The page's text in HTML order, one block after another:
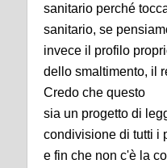
sanitario perché
sanitario, se
invece il profilo
dello smaltimento, il
Credo che questo
sia un progetto di
condivisione di tutti i
e fin che non c'è la